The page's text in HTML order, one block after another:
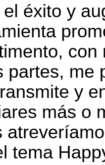
éxito y
con
partes, me
y
más o
tema